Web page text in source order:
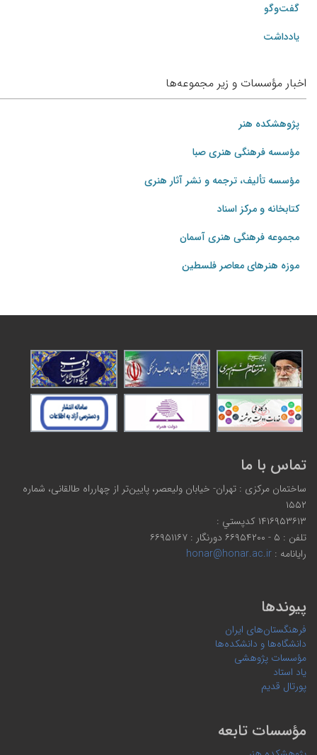
گفت‌وگو
یادداشت
اخبار مؤسسات و زیر مجموعه‌ها
پژوهشکده هنر
مؤسسه فرهنگی هنری صبا
مؤسسه تألیف، ترجمه و نشر آثار هنری
کتابخانه و مرکز اسناد
مجموعه فرهنگی هنری آسمان
موزه هنرهای‌ معاصر فلسطین
تماس با ما
ساختمان مرکزی : تهران- خیابان ولیعصر، پایین‌تر از چهارراه طالقانی، شماره
۱۵۵۲
۱۴۱۶۹۵۳۶۱۳ كدپستي :
تلفن : ۵ - ۶۶۹۵۴۲۰۰ دورنگار : ۶۶۹۵۱۱۶۷
رایانامه :honar@honar.ac.ir
پیوندها
فرهنگستان‌های ایران
دانشگاه‌ها و دانشکده‌ها
مؤسسات پژوهشی
یاد استاد
پورتال قدیم
مؤسسات تابعه